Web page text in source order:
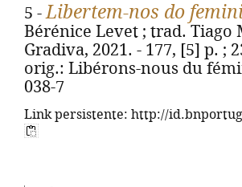
5 -Libertem-nos do
Bérénice Levet ; trad. Tiago
Gradiva, 2021. - 177, [5] p. ;
orig.: Libérons-nous du
038-7
Link persistente: http://